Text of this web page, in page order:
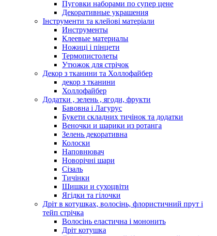
Пуговки наборами по супер цене
Декоративные украшения
Інструменти та клейові матеріали
Инструменты
Клеевые материалы
Ножиці і пінцети
Термопистолеты
Утюжок для стрічок
Декор з тканини та Холлофайбер
декор з тканини
Холлофайбер
Додатки , зелень , ягоди, фрукти
Бавовна і Лагурус
Букети складних тичінок та додатки
Веночки и шарики из ротанга
Зелень декоративна
Колоски
Наповнювач
Новорічні шари
Сізаль
Тичінки
Шишки и сухоцвіти
Ягідки та гілочки
Дріт в котушках, волосінь, флористичний прут і
тейп стрічка
Волосінь еластична і мононить
Дріт котушка